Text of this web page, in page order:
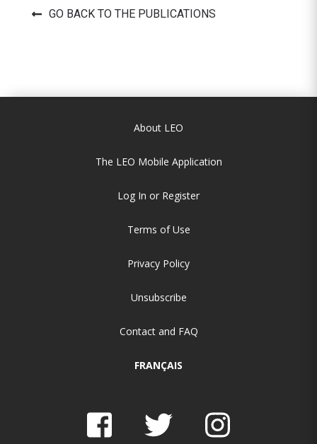
GO BACK TO THE PUBLICATIONS
About LEO
The LEO Mobile Application
Log In or Register
Terms of Use
Privacy Policy
Unsubscribe
Contact and FAQ
FRANÇAIS